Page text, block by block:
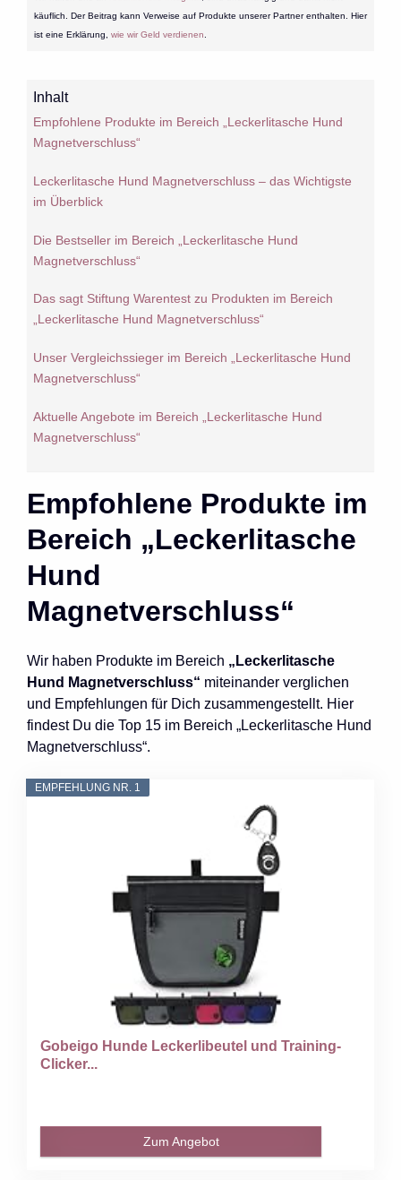
käuflich. Der Beitrag kann Verweise auf Produkte unserer Partner enthalten. Hier
ist eine Erklärung, wie wir Geld verdienen
Inhalt
Empfohlene Produkte im Bereich „Leckerlitasche Hund
Magnetverschluss“
Leckerlitasche Hund Magnetverschluss – das Wichtigste
im Überblick
Die Bestseller im Bereich „Leckerlitasche Hund
Magnetverschluss“
Das sagt Stiftung Warentest zu Produkten im Bereich
„Leckerlitasche Hund Magnetverschluss“
Unser Vergleichssieger im Bereich „Leckerlitasche Hund
Magnetverschluss“
Aktuelle Angebote im Bereich „Leckerlitasche Hund
Magnetverschluss“
Empfohlene Produkte im
Bereich „Leckerlitasche
Hund
Magnetverschluss“
Wir haben Produkte im Bereich „Leckerlitasche
Hund Magnetverschluss“ miteinander verglichen
und Empfehlungen für Dich zusammengestellt. Hier
findest Du die Top 15 im Bereich „Leckerlitasche Hund
Magnetverschluss“.
EMPFEHLUNG NR. 1
Gobeigo Hunde Leckerlibeutel und Training-
Clicker...
Zum Angebot